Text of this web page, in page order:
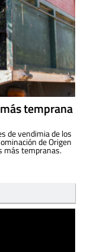
temprana
de vendimia de los
de Origen
más tempranas.